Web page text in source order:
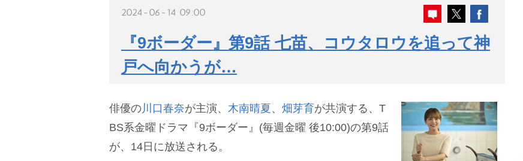
2024-06-14 09:00
『9ボーダー』第9話 七苗、コウタロウを追って神
戸へ向かうが…
俳優の川口春奈が主演、 木南晴夏 、 畑芽育が共演する、T
BS系金曜ドラマ『9ボーダー』(毎週金曜 後10:00)の第9話
が、14日に放送される。